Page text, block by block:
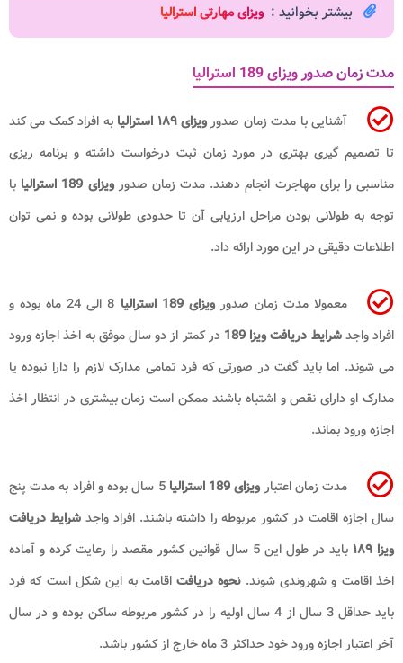
بیشتر بخوانید : ویزای مهارتی استرالیا
مدت زمان صدور ویزای 189 استرالیا
آشنایی با مدت زمان صدورویزای ۱۸۹ استرالیا
به افراد کمک می کند
تا تصمیم گیری بهتری در مورد زمان ثبت درخواست داشته و برنامه ریزی
مناسبی را برای مهاجرت انجام دهند. مدت زمان صدورویزای 189 استرالیا
با
توجه به طولانی بودن مراحل ارزیابی آن تا حدودی طولانی بوده و نمی توان
اطلاعات دقیقی در این مورد ارائه داد.
معمولا مدت زمان صدورویزای 189 استرالیا
8 الی 24 ماه بوده و
افراد واجدشرایط دریافت ویزا 189
در کمتر از دو سال موفق به اخذ اجازه ورود
می شوند. اما باید گفت در صورتی که فرد تمامی مدارک لازم را دارا نبوده یا
مدارک او دارای نقص و اشتباه باشند ممکن است زمان بیشتری در انتظار اخذ
اجازه ورود بماند.
مدت زمان اعتبارویزای 189 استرالیا
5 سال بوده و افراد به مدت پنج
سال اجازه اقامت در کشور مربوطه را داشته باشند. افراد واجدشرایط دریافت
ویزا ۱۸۹
باید در طول این 5 سال قوانین کشور مقصد را رعایت کرده و آماده
اخذ اقامت و شهروندی شوند.نحوه دریافتاقامت به این شکل است که فرد
باید حداقل 3 سال از 4 سال اولیه را در کشور مربوطه ساکن بوده و در سال
آخر اعتبار اجازه ورود خود حداکثر 3 ماه خارج از کشور باشد.